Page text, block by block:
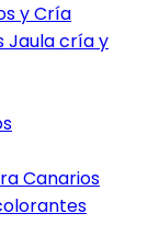
y Cría
Jaula cría y
Canarios